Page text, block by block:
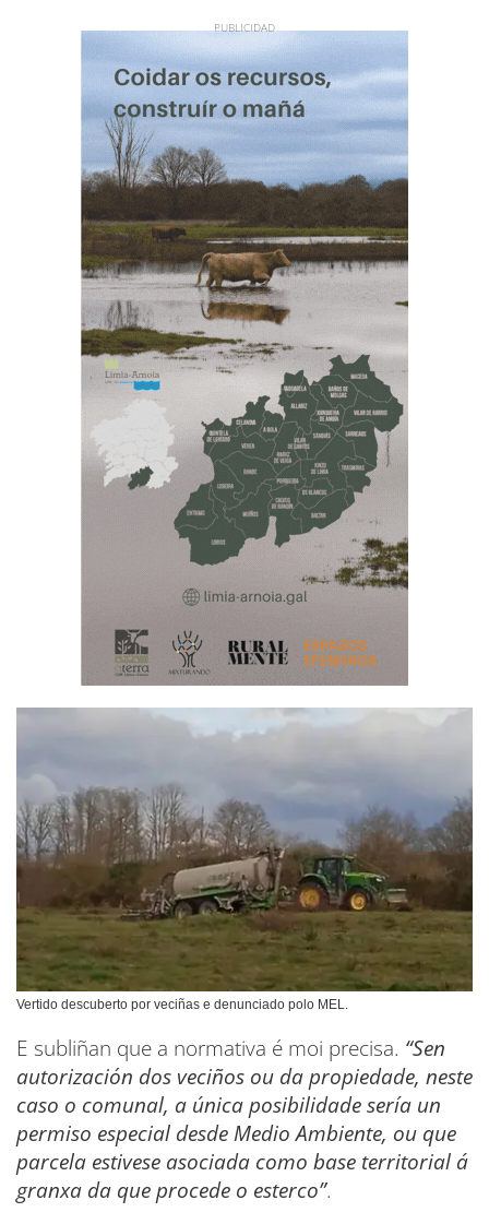
Vertido descuberto por veciñas e denunciado polo MEL.
E subliñan que a normativa é moi precisa. “Sen
autorización dos veciños ou da propiedade, neste
caso o comunal, a única posibilidade sería un
permiso especial desde Medio Ambiente, ou que
parcela estivese asociada como base territorial á
granxa da que procede o esterco”.